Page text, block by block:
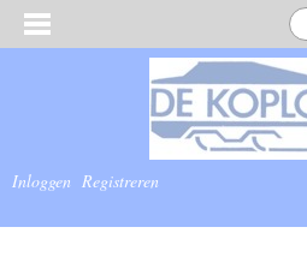
Inloggen Registreren